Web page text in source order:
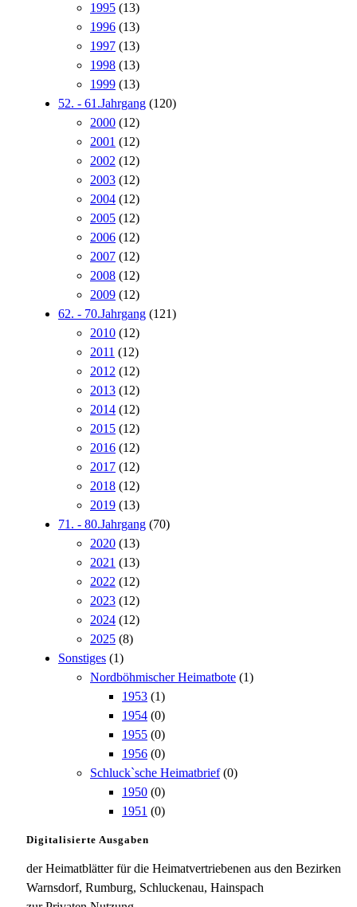
1995 (13)
1996 (13)
1997 (13)
1998 (13)
1999 (13)
52. - 61.Jahrgang (120)
2000 (12)
2001 (12)
2002 (12)
2003 (12)
2004 (12)
2005 (12)
2006 (12)
2007 (12)
2008 (12)
2009 (12)
62. - 70.Jahrgang (121)
2010 (12)
2011 (12)
2012 (12)
2013 (12)
2014 (12)
2015 (12)
2016 (12)
2017 (12)
2018 (12)
2019 (13)
71. - 80.Jahrgang (70)
2020 (13)
2021 (13)
2022 (12)
2023 (12)
2024 (12)
2025 (8)
Sonstiges (1)
Nordböhmischer Heimatbote (1)
1953 (1)
1954 (0)
1955 (0)
1956 (0)
Schluck`sche Heimatbrief (0)
1950 (0)
1951 (0)
Digitalisierte Ausgaben
der Heimatblätter für die Heimatvertriebenen aus den Bezirken
Warnsdorf, Rumburg, Schluckenau, Hainspach